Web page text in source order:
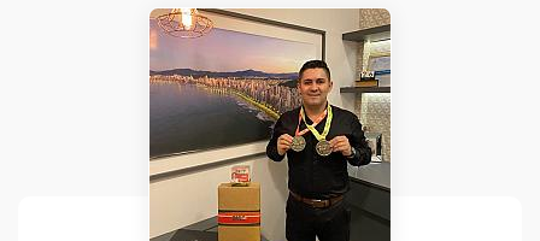
Infra para Ar Split
Acabamento em Gesso
Fechadura Eletrônica
Sacada com Churrasqueira
Sala para 2 Ambientes